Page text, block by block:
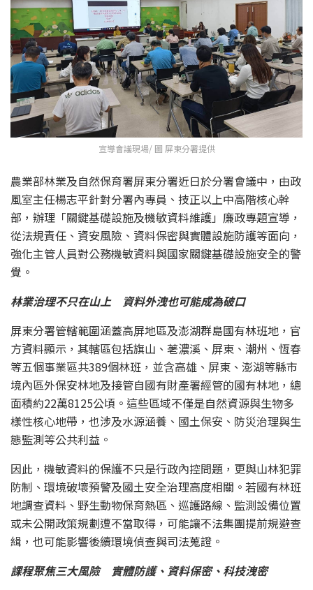
宣導會議現場/ 圖 屏東分署提供
農業部林業及自然保育署屏東分署近日於分署會議中，由政
風室主任楊志平針對分署內專員、技正以上中高階核心幹
部，辦理「關鍵基礎設施及機敏資料維護」廉政專題宣導，
從法規責任、資安風險、資料保密與實體設施防護等面向，
強化主管人員對公務機敏資料與國家關鍵基礎設施安全的警
覺。
林業治理不只在山上 資料外洩也可能成為破口
屏東分署管轄範圍涵蓋高屏地區及澎湖群島國有林班地，官
方資料顯示，其轄區包括旗山、荖濃溪、屏東、潮州、恆春
等五個事業區共389個林班，並含高雄、屏東、澎湖等縣市
境內區外保安林地及接管自國有財產署經管的國有林地，總
面積約22萬8125公頃。這些區域不僅是自然資源與生物多
樣性核心地帶，也涉及水源涵養、國土保安、防災治理與生
態監測等公共利益。
因此，機敏資料的保護不只是行政內控問題，更與山林犯罪
防制、環境破壞預警及國土安全治理高度相關。若國有林班
地調查資料、野生動物保育熱區、巡護路線、監測設備位置
或未公開政策規劃遭不當取得，可能讓不法集團提前規避查
緝，也可能影響後續環境偵查與司法蒐證。
課程聚焦三大風險 實體防護、資料保密、科技洩密